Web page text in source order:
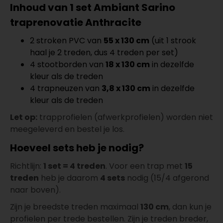
5606146211
per lengte: mm, € 69,95 p/st
Co-Pro Profielen
14x3000x43mm RVS
5607145211
per lengte: mm, € 34,95 p/st
Co-Pro Profielen
14x3000x43mm Zwart
5607145311
per lengte: mm, € 36,95 p/st
Co-Pro Profielen
14x3000x43mm Alu/Zilver
per lengte: mm, € 32,95 p/st
Meter Aantal
Co-Pro Profielen
14x3000x43mm Brons
5607146111
per lengte: mm, € 36,95 p/st
Meter Aantal
Co-Pro Profielen
14x3000x43mm Goud
Meter Aantal
Inhoud van 1 set Ambiant Sarino
traprenovatie Anthracite
2 stroken PVC van 55 x 130 cm (uit 1 strook
haal je 2 treden, dus 4 treden per set)
4 stootborden van 18 x 130 cm in dezelfde
kleur als de treden
4 trapneuzen van 3,8 x 130 cm in dezelfde
kleur als de treden
Let op: trapprofielen (afwerkprofielen) worden niet
meegeleverd en bestel je los.
Hoeveel sets heb je nodig?
Richtlijn: 1 set = 4 treden. Voor een trap met 15
treden heb je daarom 4 sets nodig (15/4 afgerond
naar boven).
Zijn je breedste treden maximaal 130 cm, dan kun je
profielen per trede bestellen. Zijn je treden breder,